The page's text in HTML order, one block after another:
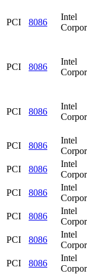
PCI 8086
Intel
PCI 8086
Intel
PCI 8086
Intel
PCI 8086
Intel
PCI
8086
Intel
PCI
8086
Intel
PCI
8086
Intel
PCI
8086
Intel
PCI
8086
Intel